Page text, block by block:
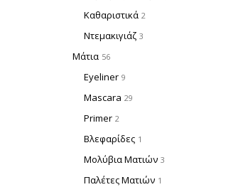
Καθαριστικά 2
Ντεμακιγιάζ 3
Μάτια 56
Eyeliner 9
Mascara 29
Primer 2
Βλεφαρίδες 1
Μολύβια Ματιών 3
Παλέτες Ματιών 1